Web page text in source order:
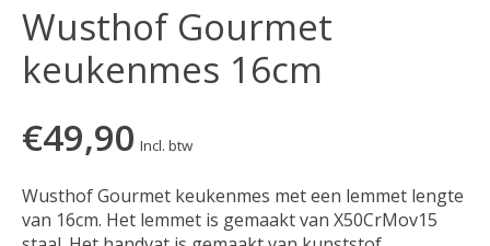
Wusthof Gourmet
keukenmes 16cm
€49,90 Incl. btw
Wusthof Gourmet keukenmes met een lemmet lengte
van 16cm. Het lemmet is gemaakt van X50CrMov15